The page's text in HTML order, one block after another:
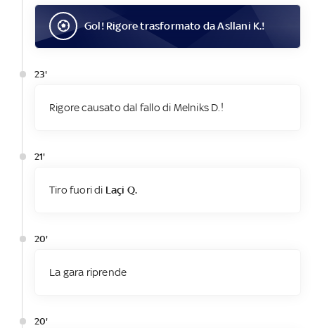
Gol! Rigore trasformato daAsllani K.!
23'
Rigore causato dal fallo di Melniks D.!
21'
Tiro fuori di Laçi Q.
20'
La gara riprende
20'